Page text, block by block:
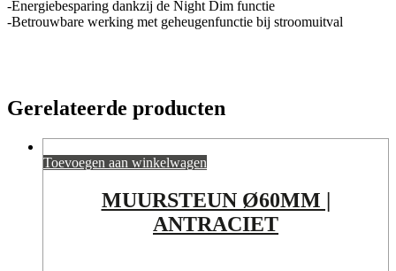
-Energiebesparing dankzij de Night Dim functie
-Betrouwbare werking met geheugenfunctie bij stroomuitval
Gerelateerde producten
Toevoegen aan winkelwagen
MUURSTEUN Ø60MM |
ANTRACIET